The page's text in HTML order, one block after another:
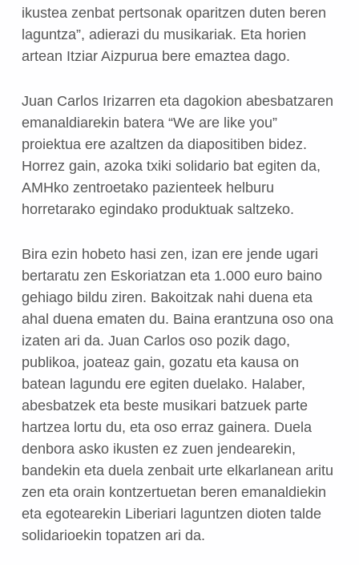
ikustea zenbat pertsonak oparitzen duten beren
laguntza”, adierazi du musikariak. Eta horien
artean Itziar Aizpurua bere emaztea dago.
Juan Carlos Irizarren eta dagokion abesbatzaren
emanaldiarekin batera “We are like you”
proiektua ere azaltzen da diapositiben bidez.
Horrez gain, azoka txiki solidario bat egiten da,
AMHko zentroetako pazienteek helburu
horretarako egindako produktuak saltzeko.
Bira ezin hobeto hasi zen, izan ere jende ugari
bertaratu zen Eskoriatzan eta 1.000 euro baino
gehiago bildu ziren. Bakoitzak nahi duena eta
ahal duena ematen du. Baina erantzuna oso ona
izaten ari da. Juan Carlos oso pozik dago,
publikoa, joateaz gain, gozatu eta kausa on
batean lagundu ere egiten duelako. Halaber,
abesbatzek eta beste musikari batzuek parte
hartzea lortu du, eta oso erraz gainera. Duela
denbora asko ikusten ez zuen jendearekin,
bandekin eta duela zenbait urte elkarlanean aritu
zen eta orain kontzertuetan beren emanaldiekin
eta egotearekin Liberiari laguntzen dioten talde
solidarioekin topatzen ari da.